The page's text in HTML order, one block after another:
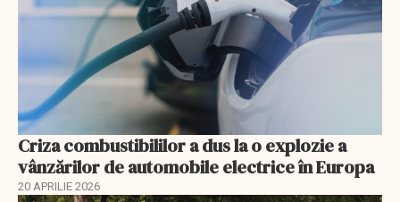
Criza combustibililor a dus la o explozie a
vânzărilor de automobile electrice în Europa
20 APRILIE 2026